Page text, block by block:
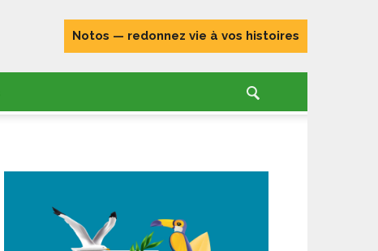
Notos — redonnez vie à vos histoires